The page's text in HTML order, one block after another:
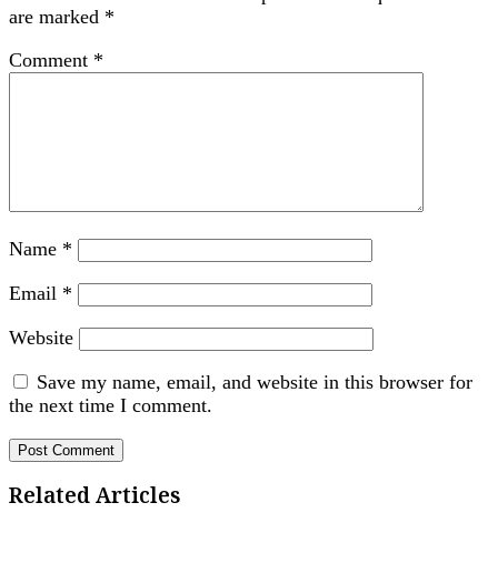
are marked *
Comment *
Name *
Email *
Website
Save my name, email, and website in this browser for
the next time I comment.
Related Articles